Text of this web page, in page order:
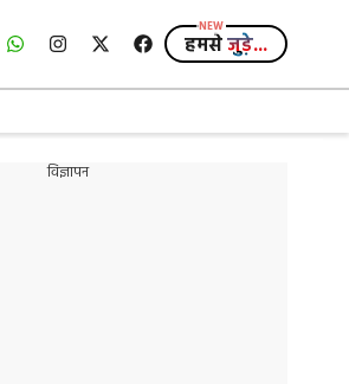
हमसेजुड़े...
विज्ञापन